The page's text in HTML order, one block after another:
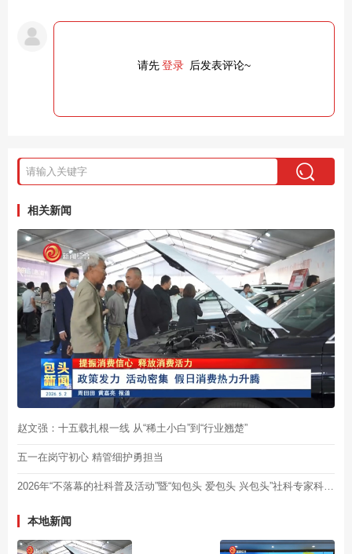
请先登录 后发表评论~
相关新闻
赵文强：十五载扎根一线 从“稀土小白”到“行业翘楚”
五一在岗守初心 精管细护勇担当
本地新闻